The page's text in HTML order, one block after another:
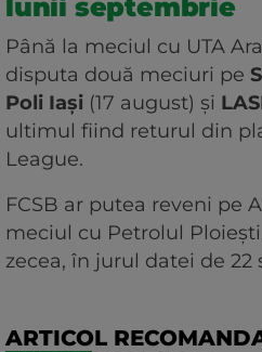
lunii septembrie
Până la meciul cu UTA
disputa două meciuri pe
Poli Iași (17 august) și
ultimul fiind returul din
League.
FCSB ar putea reveni pe
meciul cu Petrolul
zecea, în jurul datei de 22
ARTICOL